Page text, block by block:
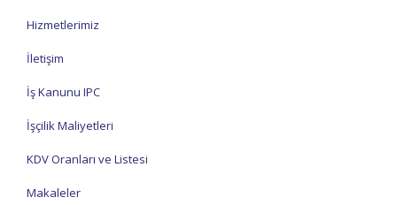
Hizmetlerimiz
İletişim
İş Kanunu IPC
İşçilik Maliyetleri
KDV Oranları ve Listesi
Makaleler